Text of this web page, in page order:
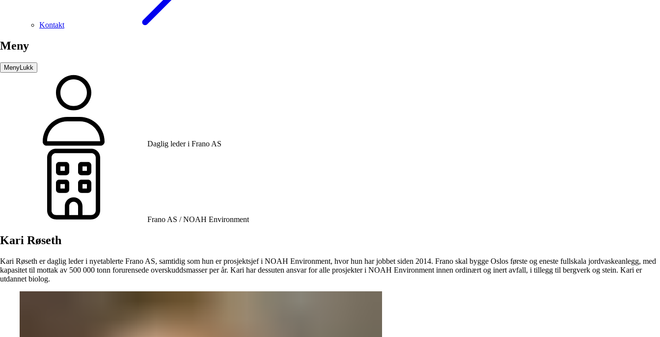
Kontakt
Meny
Meny Lukk
Daglig leder i Frano AS
Frano AS / NOAH Environment
Kari Røseth
Kari Røseth er daglig leder i nyetablerte Frano AS, samtidig som hun er prosjektsjef i NOAH Environment, hvor hun har jobbet siden 2014. Frano skal bygge Oslos første og eneste fullskala jordvaskeanlegg, med
kapasitet til mottak av 500 000 tonn forurensede overskuddsmasser per år. Kari har dessuten ansvar for alle prosjekter i NOAH Environment innen ordinært og inert avfall, i tillegg til bergverk og stein. Kari er
utdannet biolog.